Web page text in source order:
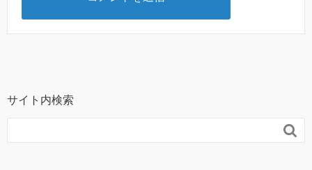
サイト内検索
